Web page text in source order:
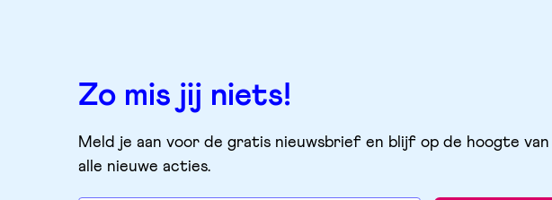
Zo mis jij niets!
Meld je aan voor de gratis nieuwsbrief en blijf op de hoogte van
alle nieuwe acties.